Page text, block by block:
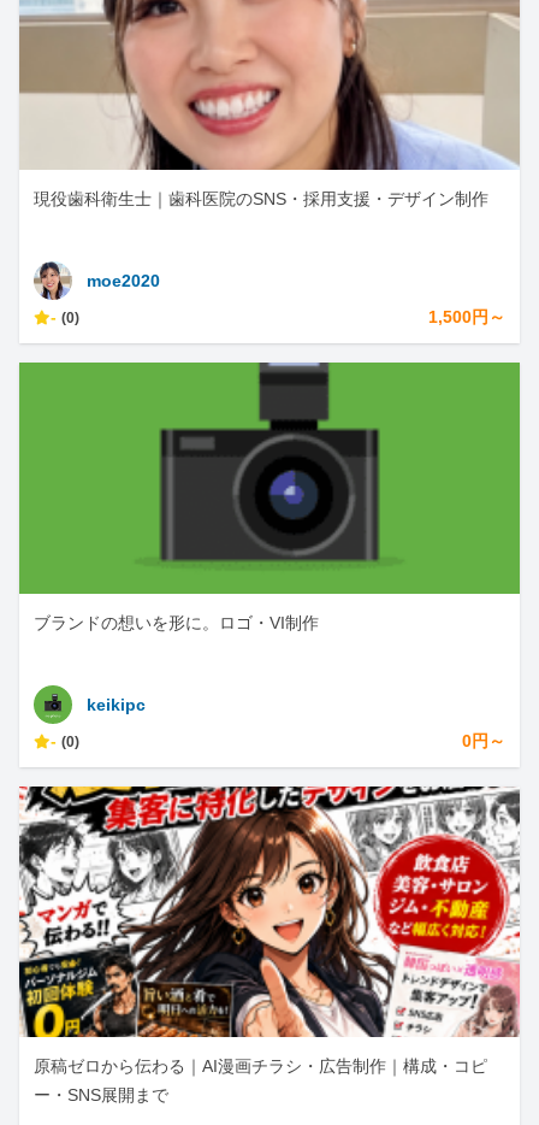
現役歯科衛生士｜歯科医院のSNS・採用支援・デザイン制作
moe2020
- (0) 1,500円～
ブランドの想いを形に。ロゴ・VI制作
keikipc
- (0) 0円～
原稿ゼロから伝わる｜AI漫画チラシ・広告制作｜構成・コピ
ー・SNS展開まで